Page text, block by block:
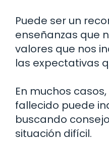
Puede ser un
enseñanzas que
valores que nos
las expectativas
En muchos
fallecido puede
buscando
situación difícil.